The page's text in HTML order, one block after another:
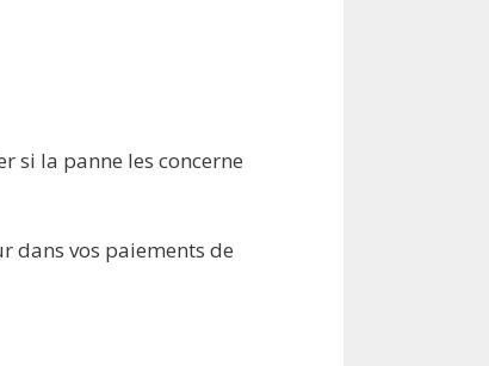
si la panne les concerne
dans vos paiements de